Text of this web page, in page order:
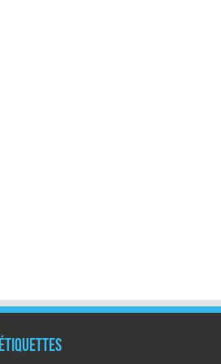
Étiquettes